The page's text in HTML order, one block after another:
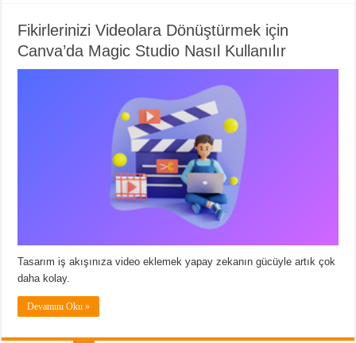
Fikirlerinizi Videolara Dönüştürmek için
Canva’da Magic Studio Nasıl Kullanılır
Tasarım iş akışınıza video eklemek yapay zekanın gücüyle artık çok
daha kolay.
Devamını Oku »